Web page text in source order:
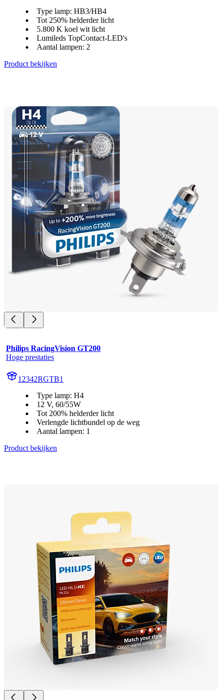
Type lamp: HB3/HB4
Tot 250% helderder licht
5.800 K koel wit licht
Lumileds TopContact-LED's
Aantal lampen: 2
Product bekijken
Philips RacingVision GT200
Hoge prestaties
12342RGTB1
Type lamp: H4
12 V, 60/55W
Tot 200% helderder licht
Verlengde lichtbundel op de weg
Aantal lampen: 1
Product bekijken